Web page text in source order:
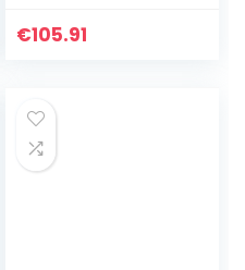
€105.91